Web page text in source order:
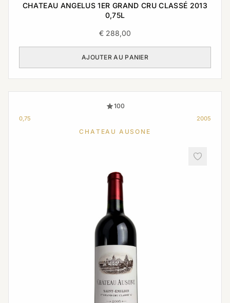
CHATEAU ANGELUS 1ER GRAND CRU CLASSÉ 2013
0,75L
€ 288,00
AJOUTER AU PANIER
100
0,75 2005
CHATEAU AUSONE